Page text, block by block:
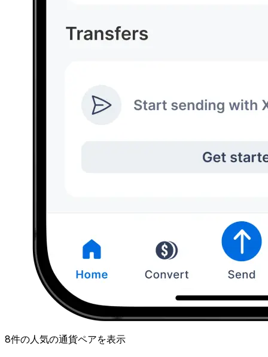
8件の人気の通貨ペアを表示